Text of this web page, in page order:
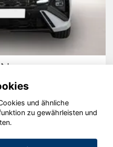
GmbH 2020 - 2026
und ähnliche
zu gewährleisten und